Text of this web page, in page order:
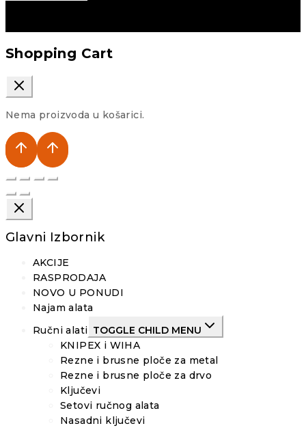
Shopping Cart
Nema proizvoda u košarici.
Glavni Izbornik
AKCIJE
RASPRODAJA
NOVO U PONUDI
Najam alata
Ručni alati TOGGLE CHILD MENU
KNIPEX i WIHA
Rezne i brusne ploče za metal
Rezne i brusne ploče za drvo
Ključevi
Setovi ručnog alata
Nasadni ključevi